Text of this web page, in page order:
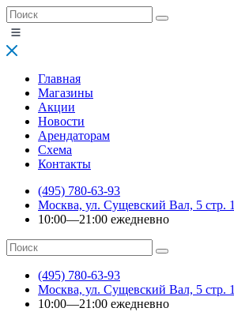
Главная
Магазины
Акции
Новости
Арендаторам
Схема
Контакты
(495) 780-63-93
Москва, ул. Сущевский Вал, 5 стр. 1
10:00—21:00 ежедневно
(495) 780-63-93
Москва, ул. Сущевский Вал, 5 стр. 1
10:00—21:00 ежедневно